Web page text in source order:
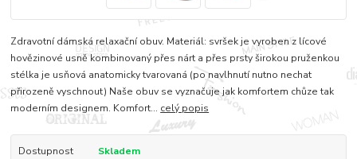
Zdravotní dámská relaxační obuv. Materiál: svršek je vyroben z lícové
hovězinové usně kombinovaný přes nárt a přes prsty širokou pruženkou
stélka je usňová anatomicky tvarovaná (po navlhnutí nutno nechat
přirozeně vyschnout) Naše obuv se vyznačuje jak komfortem chůze tak
moderním designem. Komfort... celý popis
Dostupnost
Skladem